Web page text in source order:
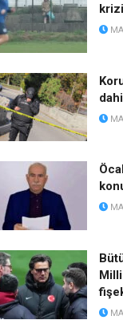
Milli